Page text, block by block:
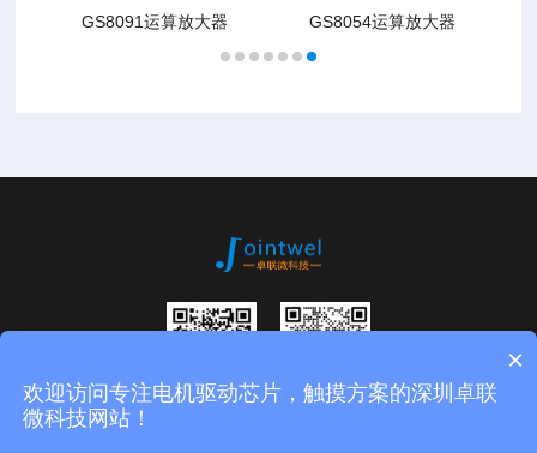
GS8091运算放大器 GS8054运算放大器
扫码进入公众
微信二维码
×
欢迎访问专注电机驱动芯片，触摸方案的深圳卓联
微科技网站！